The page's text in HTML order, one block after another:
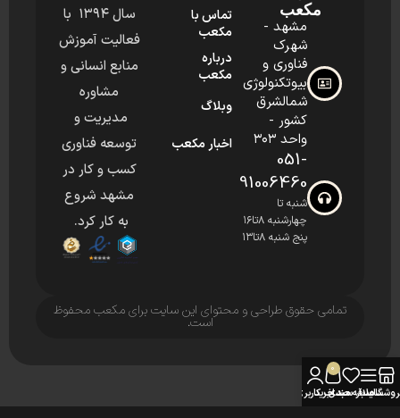
مکعب
مشهد -
شهرک
فناوری و
بیوتکنولوژی
شمالشرق
کشور -
واحد ۳۰۳
051-
91006460
شنبه تا
چهارشنبه ۸تا۱۶
پنج شنبه ۸تا۱۳
تماس با
مکعب
درباره
مکعب
وبلاگ
اخبار مکعب
سال ۱۳۹۴ با
فعالیت آموزش
منابع انسانی و
مشاوره
مدیریت و
توسعه فناوری
کسب و کار در
مشهد شروع
به کار کرد.
تمامی حقوق طراحی و محتوای این سایت برای مکعب محفوظ
است.
سایدبار
علاقه مندی
0
سبد خرید
حساب کاربری من